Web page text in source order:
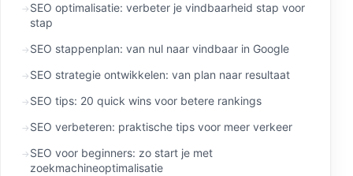
SEO optimalisatie: verbeter je vindbaarheid stap voor
stap
SEO stappenplan: van nul naar vindbaar in Google
SEO strategie ontwikkelen: van plan naar resultaat
SEO tips: 20 quick wins voor betere rankings
SEO verbeteren: praktische tips voor meer verkeer
SEO voor beginners: zo start je met
zoekmachineoptimalisatie